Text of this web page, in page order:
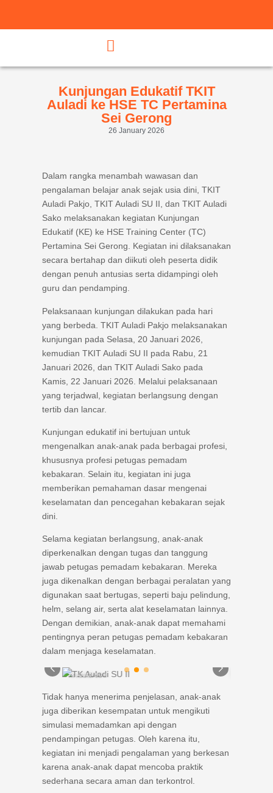
Kunjungan Edukatif TKIT
Auladi ke HSE TC Pertamina
Sei Gerong
26 January 2026
Dalam rangka menambah wawasan dan
pengalaman belajar anak sejak usia dini, TKIT
Auladi Pakjo, TKIT Auladi SU II, dan TKIT Auladi
Sako melaksanakan kegiatan Kunjungan
Edukatif (KE) ke HSE Training Center (TC)
Pertamina Sei Gerong. Kegiatan ini dilaksanakan
secara bertahap dan diikuti oleh peserta didik
dengan penuh antusias serta didampingi oleh
guru dan pendamping.
Pelaksanaan kunjungan dilakukan pada hari
yang berbeda. TKIT Auladi Pakjo melaksanakan
kunjungan pada Selasa, 20 Januari 2026,
kemudian TKIT Auladi SU II pada Rabu, 21
Januari 2026, dan TKIT Auladi Sako pada
Kamis, 22 Januari 2026. Melalui pelaksanaan
yang terjadwal, kegiatan berlangsung dengan
tertib dan lancar.
Kunjungan edukatif ini bertujuan untuk
mengenalkan anak-anak pada berbagai profesi,
khususnya profesi petugas pemadam
kebakaran. Selain itu, kegiatan ini juga
memberikan pemahaman dasar mengenai
keselamatan dan pencegahan kebakaran sejak
dini.
Selama kegiatan berlangsung, anak-anak
diperkenalkan dengan tugas dan tanggung
jawab petugas pemadam kebakaran. Mereka
juga dikenalkan dengan berbagai peralatan yang
digunakan saat bertugas, seperti baju pelindung,
helm, selang air, serta alat keselamatan lainnya.
Dengan demikian, anak-anak dapat memahami
pentingnya peran petugas pemadam kebakaran
dalam menjaga keselamatan.
TK AULADI SU II
Tidak hanya menerima penjelasan, anak-anak
juga diberikan kesempatan untuk mengikuti
simulasi memadamkan api dengan
pendampingan petugas. Oleh karena itu,
kegiatan ini menjadi pengalaman yang berkesan
karena anak-anak dapat mencoba praktik
sederhana secara aman dan terkontrol.